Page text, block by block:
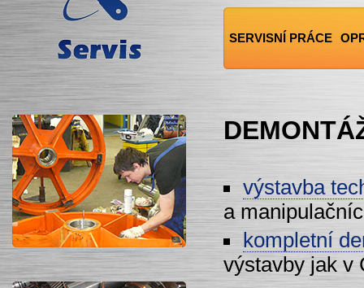
SERVISNÍ PRÁCE
výstavba
a
kompletní
výstavby jak v